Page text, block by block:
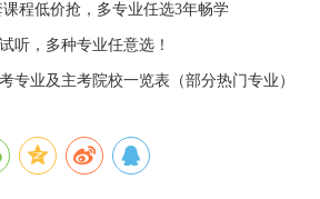
程低价抢，多专业任选3年畅学
听，多种专业任意选！
专业及主考院校一览表（部分热门专业）